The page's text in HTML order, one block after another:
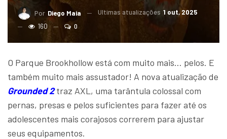
Por Diego Maia Ultimas atualizações 1 out, 2025
160
0
O Parque Brookhollow está com muito mais… pelos. E
também muito mais assustador! A nova atualização de
Grounded 2traz AXL, uma tarântula colossal com
pernas, presas e pelos suficientes para fazer até os
adolescentes mais corajosos correrem para ajustar
seus equipamentos.